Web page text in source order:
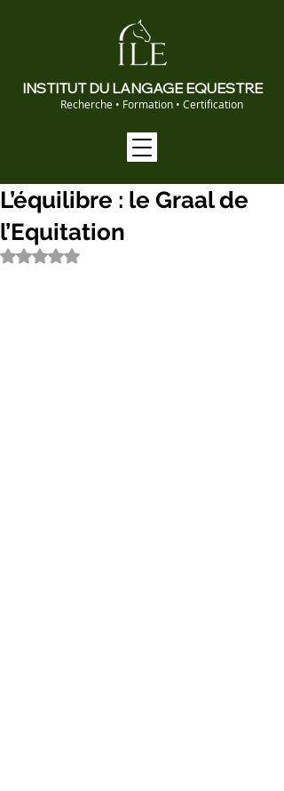
INSTITUT DU LANGAGE EQUESTRE
Recherche • Formation • Certification
L’équilibre : le Graal de
l’Equitation
Noté NaN étoiles sur 5.